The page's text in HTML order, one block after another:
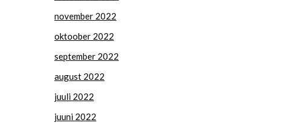
november 2022
oktoober 2022
september 2022
august 2022
juuli 2022
juuni 2022